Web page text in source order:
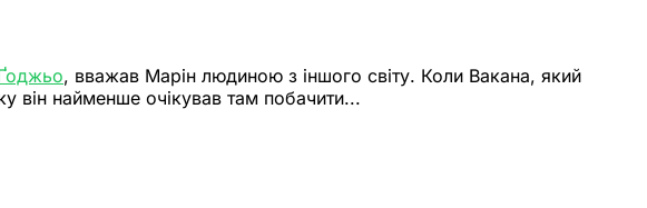
, вважав Марін людиною з іншого світу. Коли Вакана, який
він найменше очікував там побачити...